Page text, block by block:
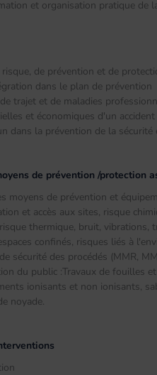
et organisation pratique de
de prévention et de
dans le plan de prévention
trajet et de maladies
et économiques d'un
dans la prévention de la
de prévention /protection
moyens de prévention et
et accès aux sites, risque
thermique, bruit,
confinés, risques liés à
sécurité des procédés (MMR,
du public :Travaux de fouilles
ionisants et non ionisants,
noyade.